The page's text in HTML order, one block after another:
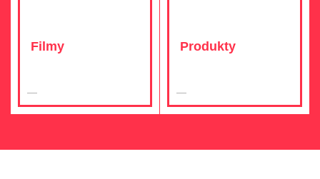
Filmy Produkty